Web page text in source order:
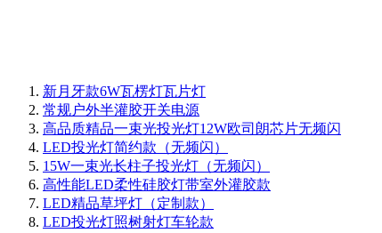
新月牙款6W瓦楞灯瓦片灯
常规户外半灌胶开关电源
高品质精品一束光投光灯12W欧司朗芯片无频闪
LED投光灯简约款（无频闪）
15W一束光长柱子投光灯（无频闪）
高性能LED柔性硅胶灯带室外灌胶款
LED精品草坪灯（定制款）
LED投光灯照树射灯车轮款